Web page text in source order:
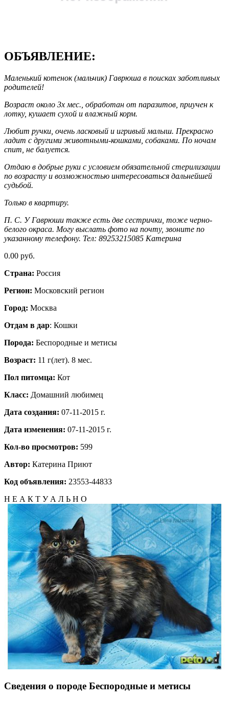
ОБЪЯВЛЕНИЕ:
Маленький котенок (мальчик) Гаврюша в поисках заботливых
родителей!
Возраст около 3х мес., обработан от паразитов, приучен к
лотку, кушает сухой и влажный корм.
Любит ручки, очень ласковый и игривый малыш. Прекрасно
ладит с другими животными-кошками, собаками. По ночам
спит, не балуется.
Отдаю в добрые руки с условием обязательной стерилизации
по возрасту и возможностью интересоваться дальнейшей
судьбой.
Только в квартиру.
П. С. У Гаврюши также есть две сестрички, тоже черно-
белого окраса. Могу выслать фото на почту, звоните по
указанному телефону. Тел: 89253215085 Катерина
0.00 руб.
Страна: Россия
Регион: Московский регион
Город: Москва
Отдам в дар: Кошки
Порода: Беспородные и метисы
Возраст: 11 г(лет). 8 мес.
Пол питомца: Кот
Класс: Домашний любимец
Дата создания: 07-11-2015 г.
Дата изменения: 07-11-2015 г.
Кол-во просмотров: 599
Автор: Катерина Приют
Код объявления: 23553-44833
Н Е А К Т У А Л Ь Н О
Сведения о породе Беспородные и метисы